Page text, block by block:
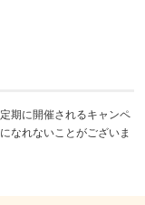
期に開催されるキャンペ
なれないことがございま